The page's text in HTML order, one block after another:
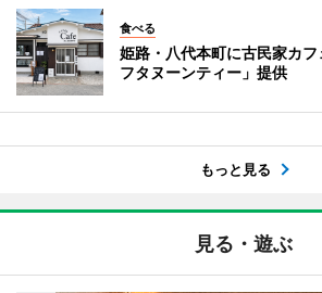
食べる
姫路・八代本町に古民家カ
フタヌーンティー」提供
もっと見る
見る・遊ぶ